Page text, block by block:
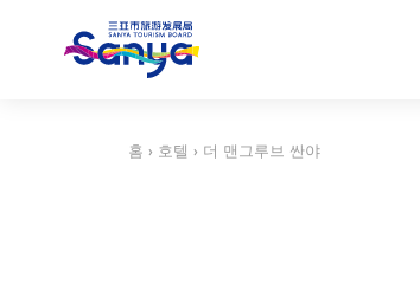
홈 › 호텔 › 더 맨그루브 싼야